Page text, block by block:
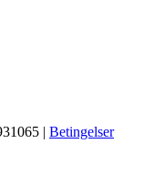
| Betingelser